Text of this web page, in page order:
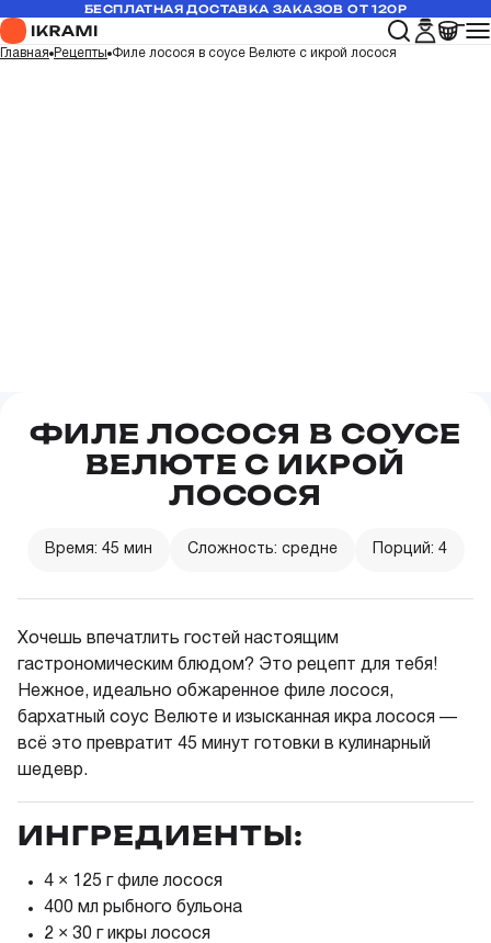
БЕСПЛАТНАЯ ДОСТАВКА ЗАКАЗОВ ОТ 120Р
Главная Рецепты Филе лосося в соусе Велюте с икрой лосося
ФИЛЕ ЛОСОСЯ В СОУСЕ
ВЕЛЮТЕ С ИКРОЙ
ЛОСОСЯ
Время: 45 мин Сложность: средне Порций: 4
Хочешь впечатлить гостей настоящим
гастрономическим блюдом? Это рецепт для тебя!
Нежное, идеально обжаренное филе лосося,
бархатный соус Велюте и изысканная икра лосося —
всё это превратит 45 минут готовки в кулинарный
шедевр.
ИНГРЕДИЕНТЫ:
4 × 125 г филе лосося
400 мл рыбного бульона
2 × 30 г икры лосося